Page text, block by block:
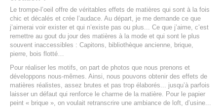
Le trompe-l’oeil offre de véritables effets de matières qui sont à la fois
chic et décalés et crée l’audace. Au départ, je me demande ce que
j’aimerai voir exister et qui n’existe pas ou plus... Ce que j’aime, c’est
remettre au gout du jour des matières à la mode et qui sont le plus
souvent inaccessibles : Capitons, bibliothèque ancienne, brique,
pierre, bois flotté…
Pour réaliser les motifs, on part de photos que nous prenons et
développons nous-mêmes. Ainsi, nous pouvons obtenir des effets de
matières réalistes, assez brutes et pas trop élaborés... jusqu’à parfois
laisser un défaut qui renforce le charme de la matière. Pour le papier
peint « brique », on voulait retranscrire une ambiance de loft, d’usine...